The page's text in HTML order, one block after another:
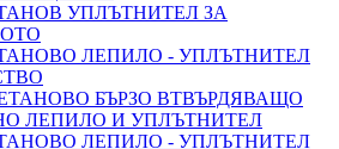
УПЛЪТНИТЕЛ ЗА
ЛЕПИЛО - УПЛЪТНИТЕЛ
БЪРЗО ВТВЪРДЯВАЩО
ЛЕПИЛО И УПЛЪТНИТЕЛ
ЛЕПИЛО - УПЛЪТНИТЕЛ